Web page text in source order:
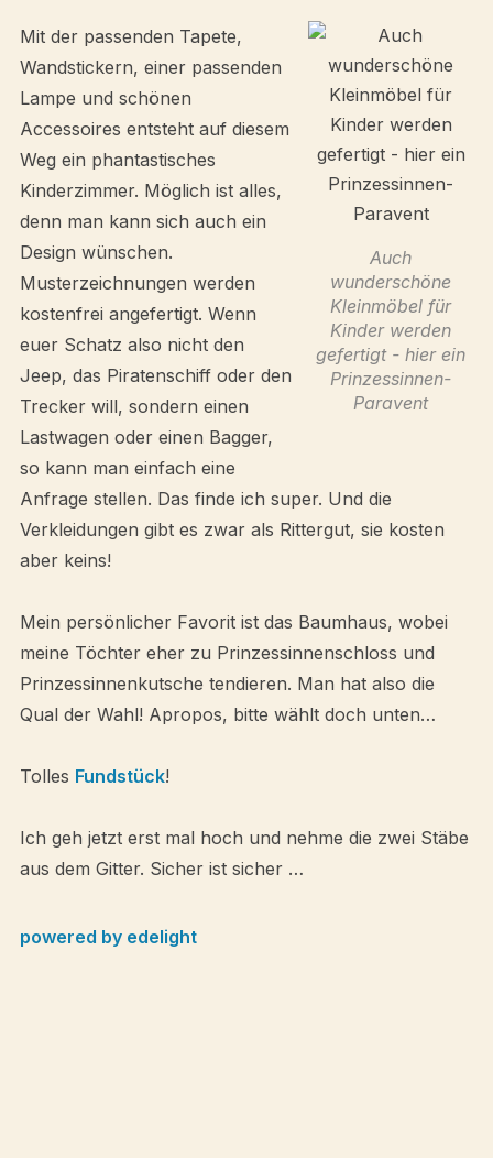
Auch
wunderschöne
Kleinmöbel für
Kinder werden
gefertigt - hier ein
Prinzessinnen-
Paravent
Mit der passenden Tapete,
Wandstickern, einer passenden
Lampe und schönen
Accessoires entsteht auf diesem
Weg ein phantastisches
Kinderzimmer. Möglich ist alles,
denn man kann sich auch ein
Design wünschen.
Musterzeichnungen werden
kostenfrei angefertigt. Wenn
euer Schatz also nicht den
Jeep, das Piratenschiff oder den
Trecker will, sondern einen
Lastwagen oder einen Bagger,
so kann man einfach eine
Anfrage stellen. Das finde ich super. Und die
Verkleidungen gibt es zwar als Rittergut, sie kosten
aber keins!
Mein persönlicher Favorit ist das Baumhaus, wobei
meine Töchter eher zu Prinzessinnenschloss und
Prinzessinnenkutsche tendieren. Man hat also die
Qual der Wahl! Apropos, bitte wählt doch unten…
Tolles Fundstück!
Ich geh jetzt erst mal hoch und nehme die zwei Stäbe
aus dem Gitter. Sicher ist sicher …
powered by edelight